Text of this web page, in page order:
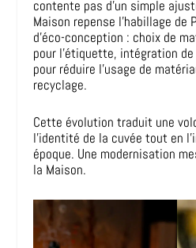
contente pas d’un simple
Maison repense l’habillage de
d’éco-conception : choix de
pour l’étiquette, intégration
pour réduire l’usage de
recyclage.
Cette évolution traduit une
l’identité de la cuvée tout en
époque. Une modernisation
la Maison.